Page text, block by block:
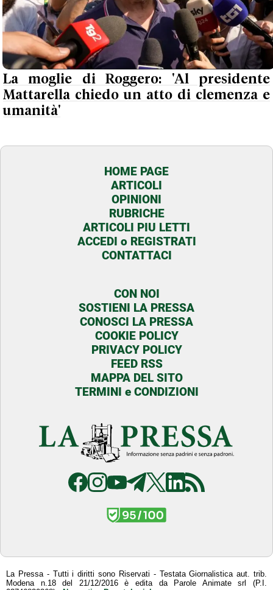
La moglie di Roggero: 'Al presidente
Mattarella chiedo un atto di clemenza e
umanità'
HOME PAGE
ARTICOLI
OPINIONI
RUBRICHE
ARTICOLI PIU LETTI
ACCEDI o REGISTRATI
CONTATTACI
CON NOI
SOSTIENI LA PRESSA
CONOSCI LA PRESSA
COOKIE POLICY
PRIVACY POLICY
FEED RSS
MAPPA DEL SITO
TERMINI e CONDIZIONI
La Pressa - Tutti i diritti sono Riservati - Testata Giornalistica aut. trib.
Modena n.18 del 21/12/2016 è edita da Parole Animate srl (P.I.